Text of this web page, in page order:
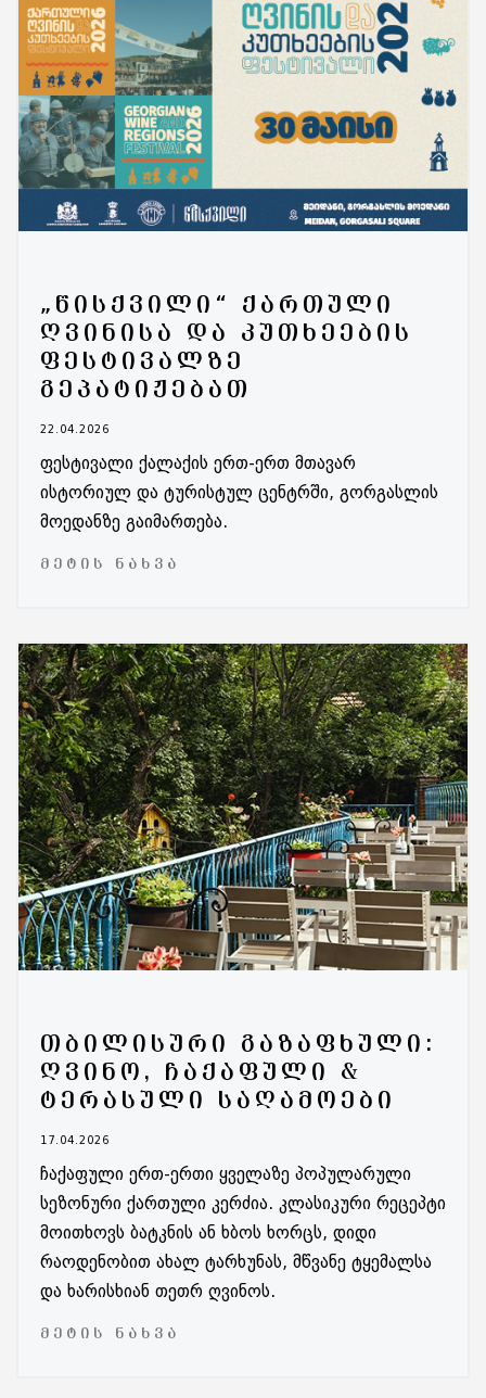
„ᲬᲘᲡᲥᲕᲘᲚᲘ“ ᲥᲐᲠᲗᲣᲚᲘ
ᲦᲕᲘᲜᲘᲡᲐ ᲓᲐ ᲙᲣᲗᲮᲔᲔᲑᲘᲡ
ᲤᲔᲡᲢᲘᲕᲐᲚᲖᲔ
ᲒᲔᲞᲐᲢᲘᲟᲔᲑᲐᲗ
22.04.2026
ფესტივალი ქალაქის ერთ-ერთ მთავარ
ისტორიულ და ტურისტულ ცენტრში, გორგასლის
მოედანზე გაიმართება.
ᲛᲔᲢᲘᲡ ᲜᲐᲮᲕᲐ
ᲗᲑᲘᲚᲘᲡᲣᲠᲘ ᲒᲐᲖᲐᲤᲮᲣᲚᲘ:
ᲦᲕᲘᲜᲝ, ᲩᲐᲥᲐᲤᲣᲚᲘ &
ᲢᲔᲠᲐᲡᲣᲚᲘ ᲡᲐᲦᲐᲛᲝᲔᲑᲘ
17.04.2026
ჩაქაფული ერთ-ერთი ყველაზე პოპულარული
სეზონური ქართული კერძია. კლასიკური რეცეპტი
მოითხოვს ბატკნის ან ხბოს ხორცს, დიდი
რაოდენობით ახალ ტარხუნას, მწვანე ტყემალსა
და ხარისხიან თეთრ ღვინოს.
ᲛᲔᲢᲘᲡ ᲜᲐᲮᲕᲐ